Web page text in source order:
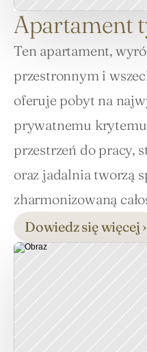
Apartament
Ten apartament,
przestronnym i
oferuje pobyt na
prywatnemu krytemu
przestrzeń do pracy,
oraz jadalnia tworzą
zharmonizowaną
Dowiedz się więcej ›